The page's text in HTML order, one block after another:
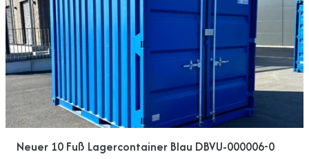
Neuer 10 Fuß Lagercontainer Blau DBVU-000006-0